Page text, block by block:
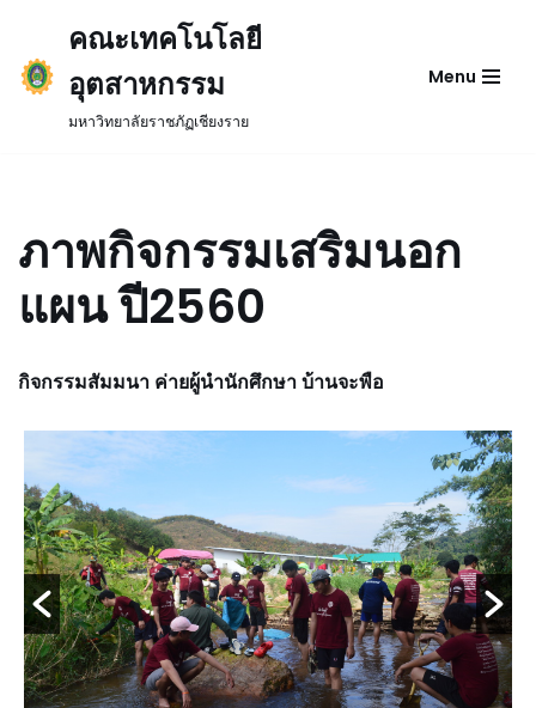
Skip
to
content
คณะเทคโนโลยี
อุตสาหกรรม
มหาวิทยาลัยราชภัฏเชียงราย
Menu
ภาพกิจกรรมเสริมนอก
แผน ปี2560
กิจกรรมสัมมนา ค่ายผู้นำนักศึกษา บ้านจะพือ